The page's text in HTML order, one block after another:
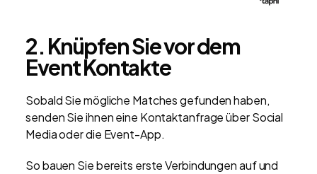
2. Knüpfen Sie vor dem
Event Kontakte
Sobald Sie mögliche Matches gefunden haben,
senden Sie ihnen eine Kontaktanfrage über Social
Media oder die Event-App.
So bauen Sie bereits erste Verbindungen auf und